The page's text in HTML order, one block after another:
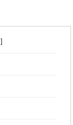
]